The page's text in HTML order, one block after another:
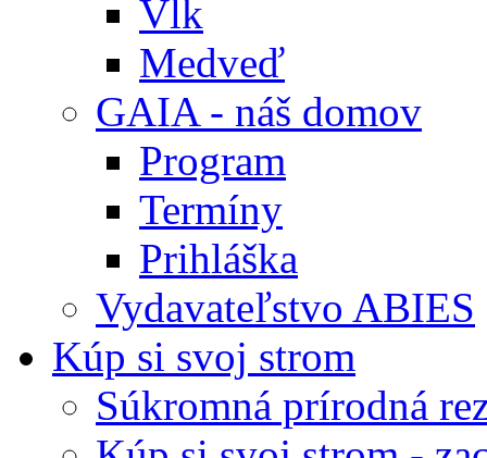
Vlk
Medveď
GAIA - náš domov
Program
Termíny
Prihláška
Vydavateľstvo ABIES
Kúp si svoj strom
Súkromná prírodná